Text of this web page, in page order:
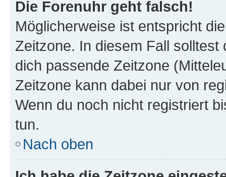
Die Forenuhr geht falsch!
Möglicherweise ist entspricht
Zeitzone. In diesem Fall solltest
dich passende Zeitzone
Zeitzone kann dabei nur von
Wenn du noch nicht registriert
tun.
Nach oben